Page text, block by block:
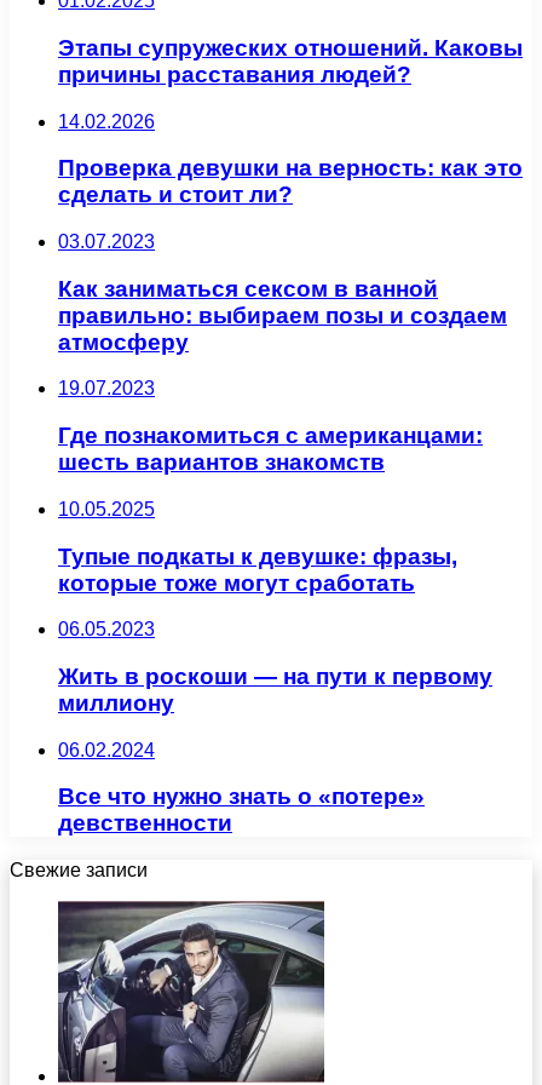
Этапы супружеских отношений. Каковы
причины расставания людей?
14.02.2026
Проверка девушки на верность: как это
сделать и стоит ли?
03.07.2023
Как заниматься сексом в ванной
правильно: выбираем позы и создаем
атмосферу
19.07.2023
Где познакомиться с американцами:
шесть вариантов знакомств
10.05.2025
Тупые подкаты к девушке: фразы,
которые тоже могут сработать
06.05.2023
Жить в роскоши — на пути к первому
миллиону
06.02.2024
Все что нужно знать о «потере»
девственности
Свежие записи